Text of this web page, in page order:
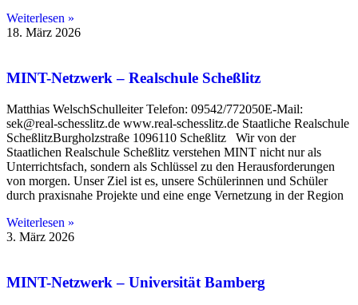
Weiterlesen »
18. März 2026
MINT-Netzwerk – Realschule Scheßlitz
Matthias WelschSchulleiter Telefon: 09542/772050E-Mail:
sek@real-schesslitz.de www.real-schesslitz.de Staatliche Realschule
ScheßlitzBurgholzstraße 1096110 Scheßlitz Wir von der
Staatlichen Realschule Scheßlitz verstehen MINT nicht nur als
Unterrichtsfach, sondern als Schlüssel zu den Herausforderungen
von morgen. Unser Ziel ist es, unsere Schülerinnen und Schüler
durch praxisnahe Projekte und eine enge Vernetzung in der Region
Weiterlesen »
3. März 2026
MINT-Netzwerk – Universität Bamberg